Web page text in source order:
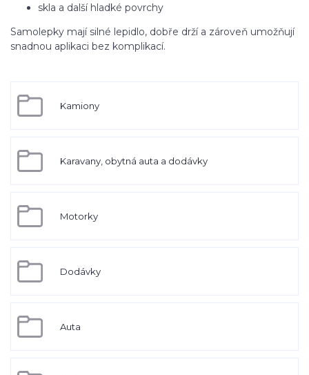
skla a další hladké povrchy
Samolepky mají silné lepidlo, dobře drží a zároveň umožňují
snadnou aplikaci bez komplikací.
Kamiony
Karavany, obytná auta a dodávky
Motorky
Dodávky
Auta